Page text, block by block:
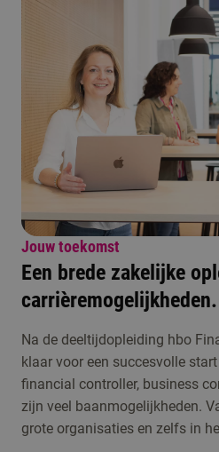
Jouw toekomst
Een brede zakelijke
carrièremogelijkheden.
Na de deeltijdopleiding hbo
klaar voor een succesvolle
financial controller, business
zijn veel baanmogelijkheden.
grote organisaties en zelfs in